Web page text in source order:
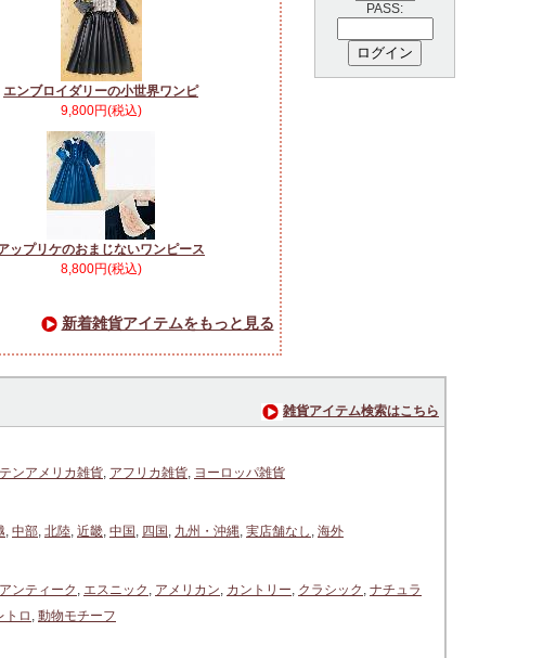
エンブロイダリーの小世界ワンピ
9,800円(税込)
ップリケのおまじないワンピース
8,800円(税込)
新着雑貨アイテムをもっと見る
PASS:
雑貨アイテム検索はこちら
ンアメリカ雑貨, アフリカ雑貨, ヨーロッパ雑貨
, 中部, 北陸, 近畿, 中国 , 四国 , 九州・沖縄, 実店舗なし , 海外
アンティーク , エスニック , アメリカン, カントリー, クラシック , ナチュラ
トロ , 動物モチーフ